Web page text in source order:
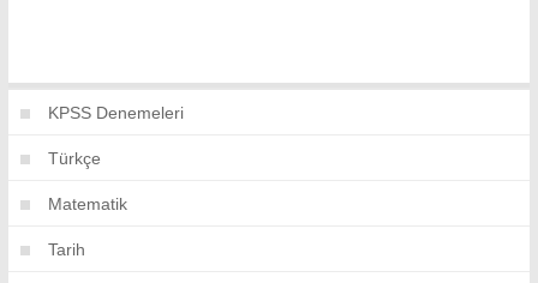
KPSS Denemeleri
Türkçe
Matematik
Tarih